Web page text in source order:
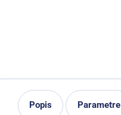
Popis Parametre